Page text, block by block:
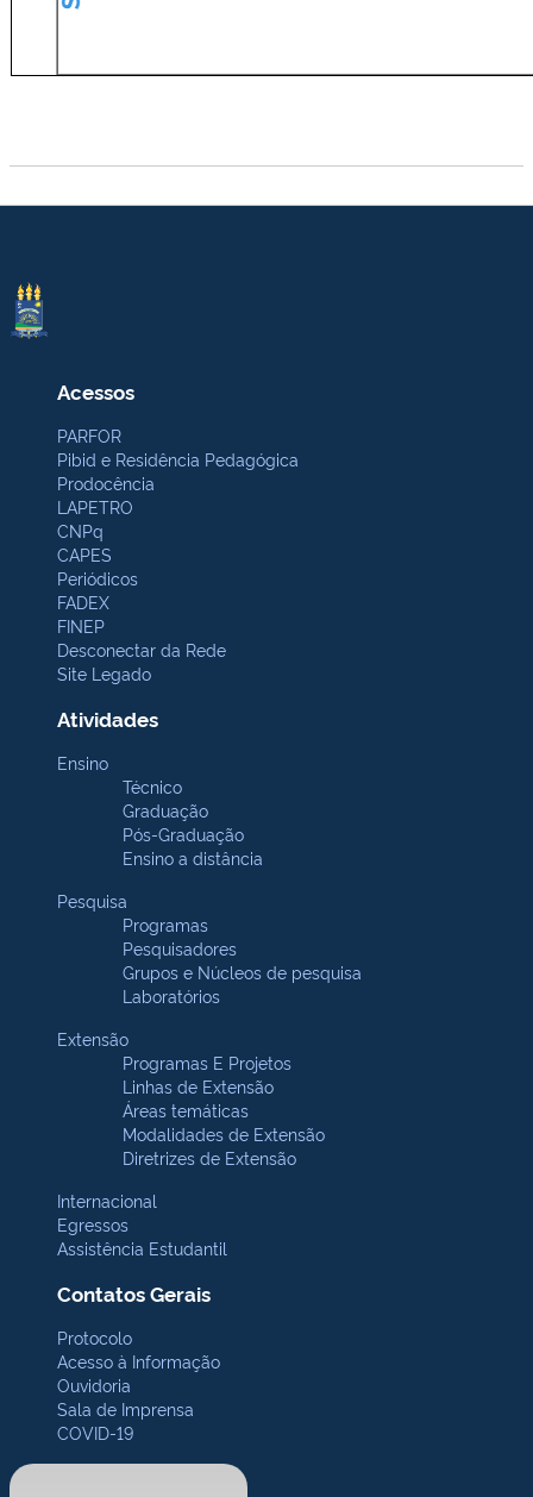
Acessos
PARFOR
Pibid e Residência Pedagógica
Prodocência
LAPETRO
CNPq
CAPES
Periódicos
FADEX
FINEP
Desconectar da Rede
Site Legado
Atividades
Ensino
Técnico
Graduação
Pós-Graduação
Ensino a distância
Pesquisa
Programas
Pesquisadores
Grupos e Núcleos de pesquisa
Laboratórios
Extensão
Programas E Projetos
Linhas de Extensão
Áreas temáticas
Modalidades de Extensão
Diretrizes de Extensão
Internacional
Egressos
Assistência Estudantil
Contatos Gerais
Protocolo
Acesso à Informação
Ouvidoria
Sala de Imprensa
COVID-19